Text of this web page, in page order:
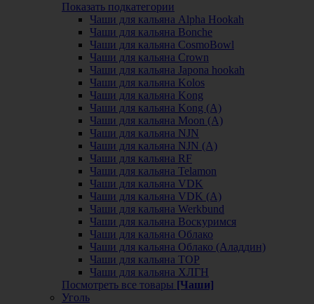
Показать подкатегории
Чаши для кальяна Alpha Hookah
Чаши для кальяна Bonche
Чаши для кальяна CosmoBowl
Чаши для кальяна Crown
Чаши для кальяна Japona hookah
Чаши для кальяна Kolos
Чаши для кальяна Kong
Чаши для кальяна Kong (A)
Чаши для кальяна Moon (А)
Чаши для кальяна NJN
Чаши для кальяна NJN (А)
Чаши для кальяна RF
Чаши для кальяна Telamon
Чаши для кальяна VDK
Чаши для кальяна VDK (А)
Чаши для кальяна Werkbund
Чаши для кальяна Воскуримся
Чаши для кальяна Облако
Чаши для кальяна Облако (Аладдин)
Чаши для кальяна ТОР
Чаши для кальяна ХЛГН
Посмотреть все товары [Чаши]
Уголь